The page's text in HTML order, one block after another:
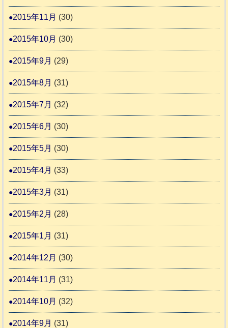
2015年11月 (30)
2015年10月 (30)
2015年9月 (29)
2015年8月 (31)
2015年7月 (32)
2015年6月 (30)
2015年5月 (30)
2015年4月 (33)
2015年3月 (31)
2015年2月 (28)
2015年1月 (31)
2014年12月 (30)
2014年11月 (31)
2014年10月 (32)
2014年9月 (31)